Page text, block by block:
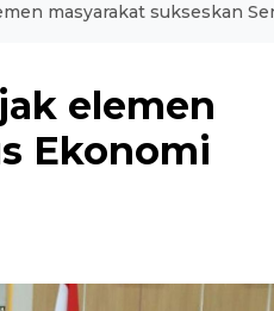
masyarakat sukseskan
elemen
Ekonomi